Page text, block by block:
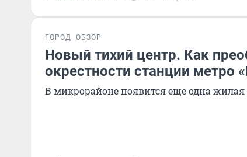
ГОРОД ОБЗОР
Новый тихий центр. Как
окрестности станции метро
В микрорайоне появится еще одна жилая